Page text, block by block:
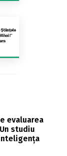
evaluarea
studiu